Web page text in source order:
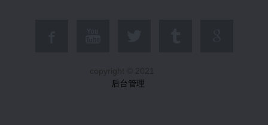
copyright © 2021
后台管理